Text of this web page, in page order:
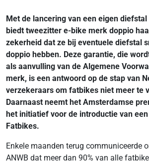
Met de lancering van een eigen
biedt tweezitter e-bike merk doppio
zekerheid dat ze bij eventuele diefstal
doppio hebben. Deze garantie, die
als aanvulling van de Algemene
merk, is een antwoord op de stap van
verzekeraars om fatbikes niet meer te
Daarnaast neemt het Amsterdamse
het initiatief voor de introductie van
Fatbikes.
Enkele maanden terug communiceerde
ANWB dat meer dan 90% van alle